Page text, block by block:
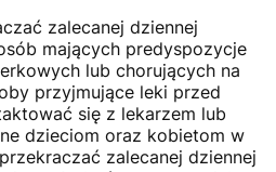
zalecanej dziennej
mających predyspozycje
lub chorujących na
przyjmujące leki przed
się z lekarzem lub
dzieciom oraz kobietom w
zalecanej dziennej